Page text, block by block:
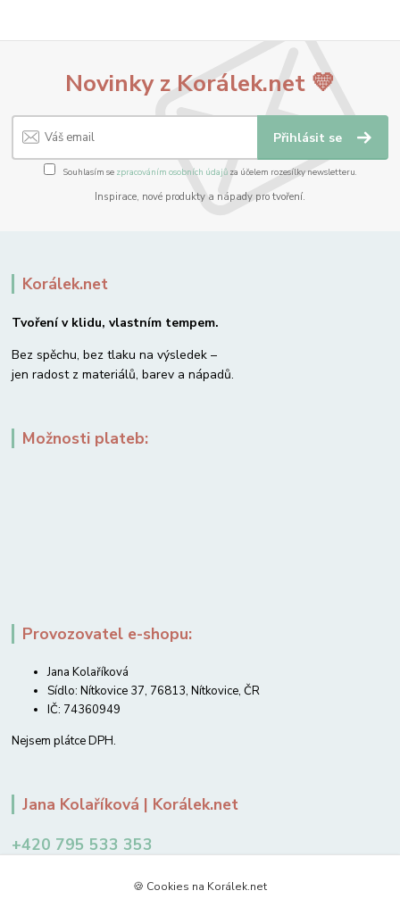
Novinky z Korálek.net 💛
Přihlásit se
Souhlasím se zpracováním osobních údajůza účelem rozesílky newsletteru.
Inspirace, nové produkty a nápady pro tvoření.
Korálek.net
Tvoření v klidu, vlastním tempem.
Bez spěchu, bez tlaku na výsledek –
jen radost z materiálů, barev a nápadů.
Možnosti plateb:
Provozovatel e-shopu:
Jana Kolaříková
Sídlo: Nítkovice 37, 76813, Nítkovice, ČR
IČ: 74360949
Nejsem plátce DPH.
Jana Kolaříková | Korálek.net
+420 795 533 353
🍪 Cookies na Korálek.net